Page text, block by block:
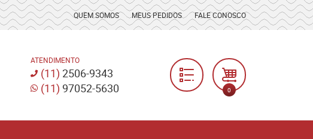
QUEM SOMOS MEUS PEDIDOS FALE CONOSCO
ATENDIMENTO
(11) 2506-9343
(11) 97052-5630 0